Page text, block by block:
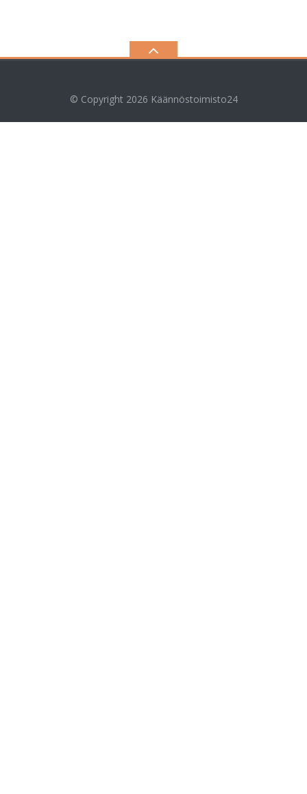
© Copyright 2026 Käännöstoimisto24